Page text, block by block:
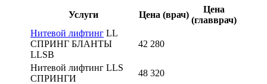
Услуги
Цена (врач)
Цена
(главврач)
Нитевой лифтинг LL
СПРИНГ БЛАНТЫ
LLSB
42 280
Нитевой лифтинг LLS
СПРИНГИ
48 320